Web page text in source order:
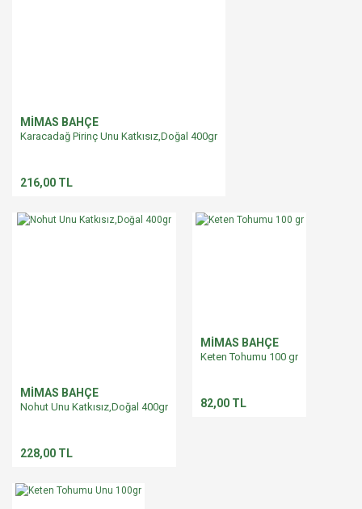
MİMAS BAHÇE
Karacadağ Pirinç Unu Katkısız,Doğal 400gr
216,00 TL
MİMAS BAHÇE
Nohut Unu Katkısız,Doğal 400gr
228,00 TL
MİMAS BAHÇE
Keten Tohumu 100 gr
82,00 TL